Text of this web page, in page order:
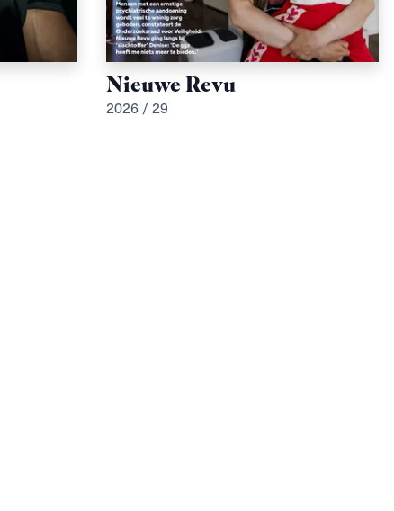
Nieuwe Revu
2026 / 29